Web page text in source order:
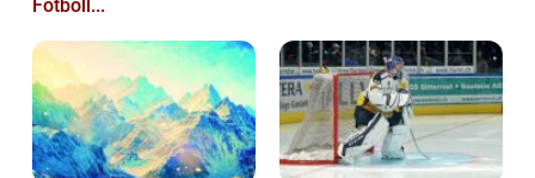
Fotboll...